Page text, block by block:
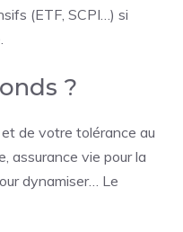
(ETF, SCPI…) si
?
de votre tolérance au
assurance vie pour la
dynamiser… Le